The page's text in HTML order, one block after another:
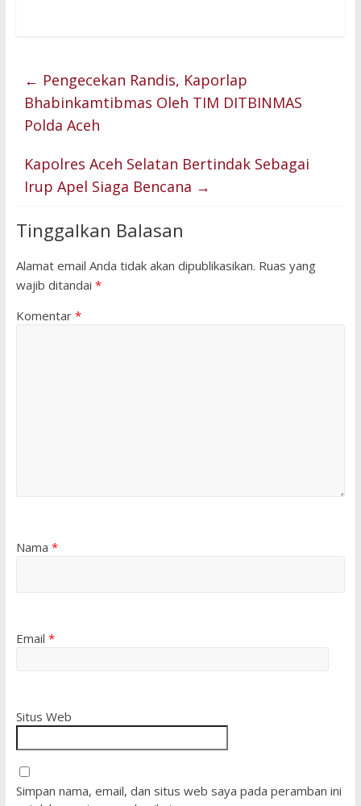
← Pengecekan Randis, Kaporlap
Bhabinkamtibmas Oleh TIM DITBINMAS
Polda Aceh
Kapolres Aceh Selatan Bertindak Sebagai
Irup Apel Siaga Bencana →
Tinggalkan Balasan
Alamat email Anda tidak akan dipublikasikan. Ruas yang
wajib ditandai *
Komentar *
Nama *
Email *
Situs Web
Simpan nama, email, dan situs web saya pada peramban ini